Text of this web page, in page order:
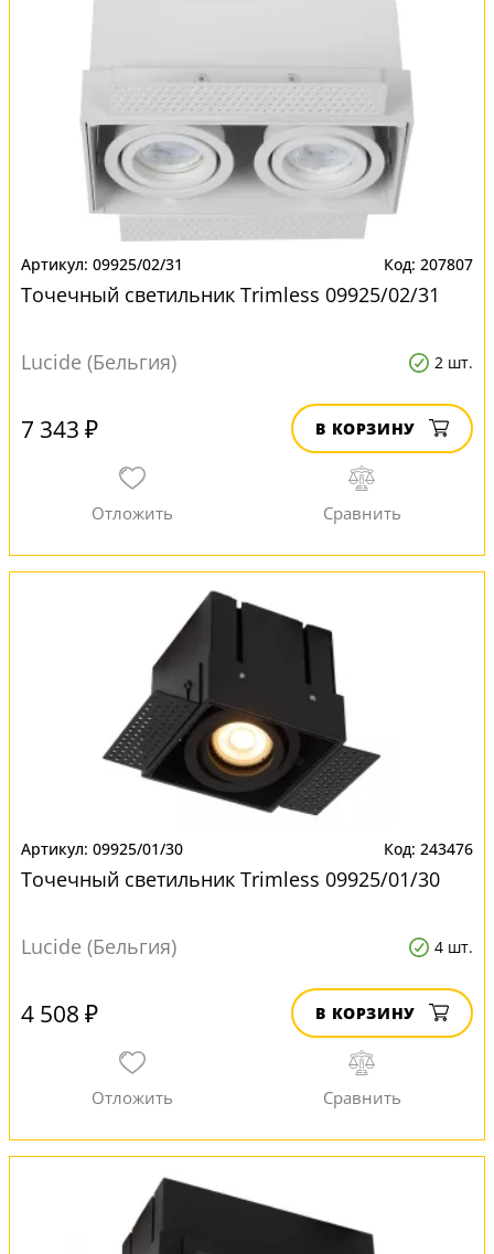
09925/02/31 207807
Точечный светильник Trimless 09925/02/31
Lucide (Бельгия) 2 шт.
7 343 ₽ В КОРЗИНУ
09925/01/30 243476
Точечный светильник Trimless 09925/01/30
Lucide (Бельгия) 4 шт.
4 508 ₽ В КОРЗИНУ